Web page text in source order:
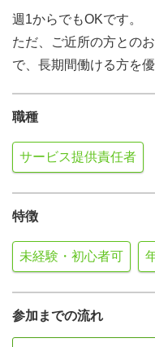
週1からでもOKです。
ただ、ご近所の方との
で、長期間働ける方を
職種
サービス提供責任者
特徴
未経験・初心者可
参加までの流れ